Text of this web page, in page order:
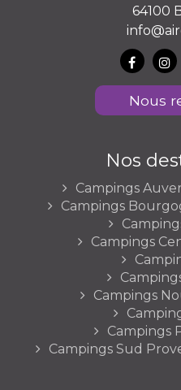
64100
Nous
Nos
Campings
Campings
Campings
Campings
Campings
Campings Sud